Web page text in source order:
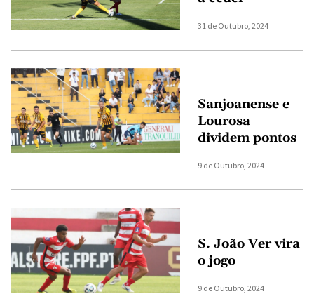
31 de Outubro, 2024
Sanjoanense e
Lourosa
dividem pontos
9 de Outubro, 2024
S. João Ver vira
o jogo
9 de Outubro, 2024